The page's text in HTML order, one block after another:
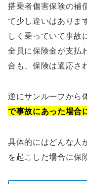
搭乗者傷害保険の補
て少し違いはありま
しく乗っていて事故
全員に保険金が支払
合も、保険は適応さ
逆にサンルーフから
で事故にあった場合
具体的にはどんな人
を起こした場合に保